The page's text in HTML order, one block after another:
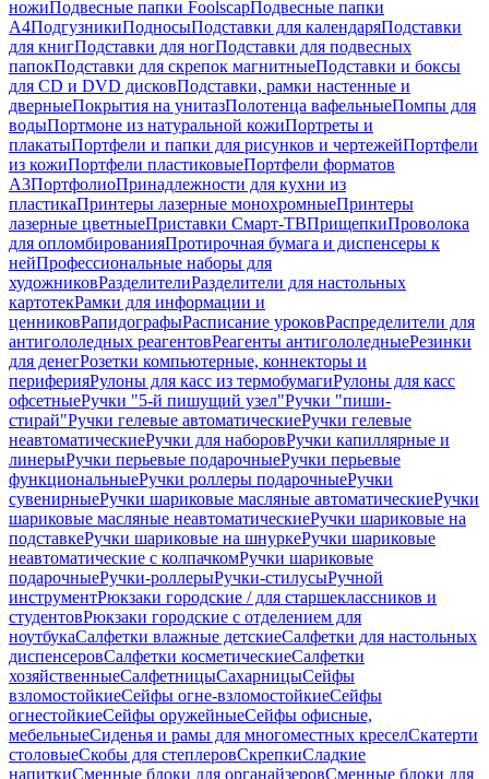
ножиПодвесные папки FoolscapПодвесные папки
А4ПодгузникиПодносыПодставки для календаряПодставки
для книгПодставки для ногПодставки для подвесных
папокПодставки для скрепок магнитныеПодставки и боксы
для CD и DVD дисковПодставки, рамки настенные и
дверныеПокрытия на унитазПолотенца вафельныеПомпы для
водыПортмоне из натуральной кожиПортреты и
плакатыПортфели и папки для рисунков и чертежейПортфели
из кожиПортфели пластиковыеПортфели форматов
А3ПортфолиоПринадлежности для кухни из
пластикаПринтеры лазерные монохромныеПринтеры
лазерные цветныеПриставки Смарт-ТВПрищепкиПроволока
для опломбированияПротирочная бумага и диспенсеры к
нейПрофессиональные наборы для
художниковРазделителиРазделители для настольных
картотекРамки для информации и
ценниковРапидографыРасписание уроковРаспределители для
антигололедных реагентовРеагенты антигололедныеРезинки
для денегРозетки компьютерные, коннекторы и
периферияРулоны для касс из термобумагиРулоны для касс
офсетныеРучки "5-й пишущий узел"Ручки "пиши-
стирай"Ручки гелевые автоматическиеРучки гелевые
неавтоматическиеРучки для наборовРучки капиллярные и
линерыРучки перьевые подарочныеРучки перьевые
функциональныеРучки роллеры подарочныеРучки
сувенирныеРучки шариковые масляные автоматическиеРучки
шариковые масляные неавтоматическиеРучки шариковые на
подставкеРучки шариковые на шнуркеРучки шариковые
неавтоматические с колпачкомРучки шариковые
подарочныеРучки-роллерыРучки-стилусыРучной
инструментРюкзаки городские / для старшеклассников и
студентовРюкзаки городские с отделением для
ноутбукаСалфетки влажные детскиеСалфетки для настольных
диспенсеровСалфетки косметическиеСалфетки
хозяйственныеСалфетницыСахарницыСейфы
взломостойкиеСейфы огне-взломостойкиеСейфы
огнестойкиеСейфы оружейныеСейфы офисные,
мебельныеСиденья и рамы для многоместных креселСкатерти
столовыеСкобы для степлеровСкрепкиСладкие
напиткиСменные блоки для органайзеровСменные блоки для